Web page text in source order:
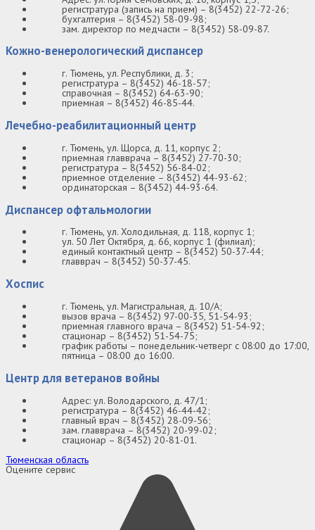
регистратура (запись на прием) – 8(3452) 22-72-26;
бухгалтерия – 8(3452) 58-09-98;
зам. директор по медчасти – 8(3452) 58-09-87.
Кожно-венерологический диспансер
г. Тюмень, ул. Республики, д. 3;
регистратура – 8(3452) 46-18-57;
справочная – 8(3452) 64-63-90;
приемная – 8(3452) 46-85-44.
Лечебно-реабилитационный центр
г. Тюмень, ул. Щорса, д. 11, корпус 2;
приемная главврача – 8(3452) 27-70-30;
регистратура – 8(3452) 56-84-02;
приемное отделение – 8(3452) 44-93-62;
ординаторская – 8(3452) 44-93-64.
Диспансер офтальмологии
г. Тюмень, ул. Холодильная, д. 118, корпус 1;
ул. 50 Лет Октября, д. 66, корпус 1 (филиал);
единый контактный центр – 8(3452) 50-37-44;
главврач – 8(3452) 50-37-45.
Хоспис
г. Тюмень, ул. Магистральная, д. 10/А;
вызов врача – 8(3452) 97-00-35, 51-54-93;
приемная главного врача – 8(3452) 51-54-92;
стационар – 8(3452) 51-54-75;
график работы – понедельник-четверг с 08:00 до 17:00,
пятница – 08:00 до 16:00.
Центр для ветеранов войны
Адрес: ул. Володарского, д. 47/1;
регистратура – 8(3452) 46-44-42;
главный врач – 8(3452) 28-09-56;
зам. главврача – 8(3452) 20-99-02;
стационар – 8(3452) 20-81-01.
Тюменская область
Оцените сервис